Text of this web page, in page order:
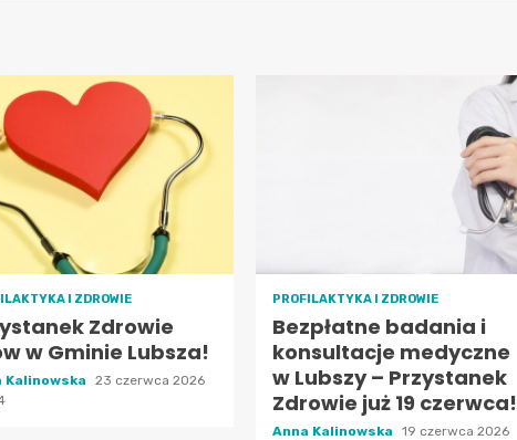
I ZDROWIE
Zdrowie
w Gminie Lubsza!
Kalinowska
23 czerwca 2026
PROFILAKTYKA I ZDROWIE
Bezpłatne badania i
konsultacje medyczne
w Lubszy – Przystanek
Zdrowie już 19 czerwca!
Anna Kalinowska
19 czerwca 2026